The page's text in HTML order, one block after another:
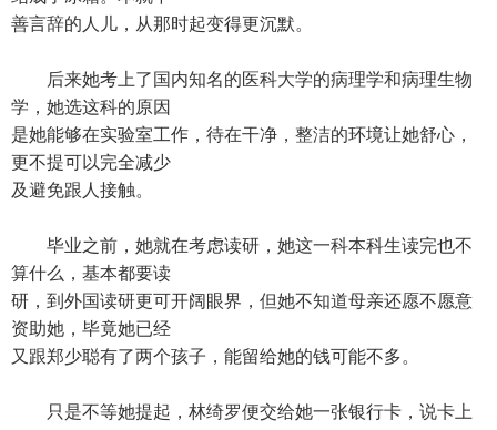
善言辞的人儿，从那时起变得更沉默。
后来她考上了国内知名的医科大学的病理学和病理生物
学，她选这科的原因
是她能够在实验室工作，待在干净，整洁的环境让她舒心，
更不提可以完全减少
及避免跟人接触。
毕业之前，她就在考虑读研，她这一科本科生读完也不
算什么，基本都要读
研，到外国读研更可开阔眼界，但她不知道母亲还愿不愿意
资助她，毕竟她已经
又跟郑少聪有了两个孩子，能留给她的钱可能不多。
只是不等她提起，林绮罗便交给她一张银行卡，说卡上